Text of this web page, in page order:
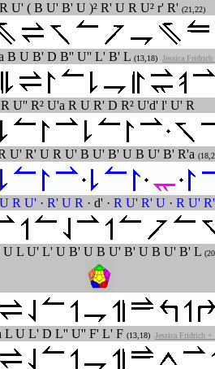
U' ( B U' B' U )² R' U R U² r' R' (21,22)
B U B' D B'' U'' L' B' L (13,18) Jessica
U'' R² U'a R U R' D R² U'd' l' U' R
U' R' U R U' B U' B' U B U' B' R'a
R U' · R' U R · d' · R U' R' U · R U' R'
U L U' L' U B' U B U' B' U B U' B' L
L U L' D L'' U'' F' L' F (13,18) Jessica Fridrich